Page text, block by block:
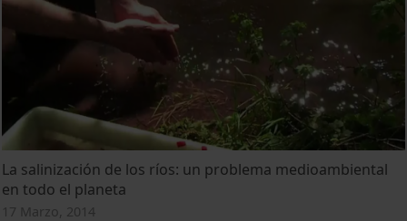
La salinización de los ríos: un problema medioambiental
en todo el planeta
17 Marzo, 2014